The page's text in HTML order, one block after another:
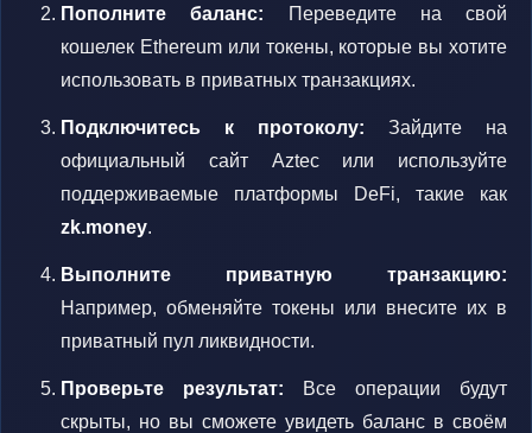
Пополните баланс: Переведите на свой
кошелек Ethereum или токены, которые вы хотите
использовать в приватных транзакциях.
Подключитесь к протоколу: Зайдите на
официальный сайт Aztec или используйте
поддерживаемые платформы DeFi, такие как
zk.money.
Выполните приватную транзакцию:
Например, обменяйте токены или внесите их в
приватный пул ликвидности.
Проверьте результат: Все операции будут
скрыты, но вы сможете увидеть баланс в своём